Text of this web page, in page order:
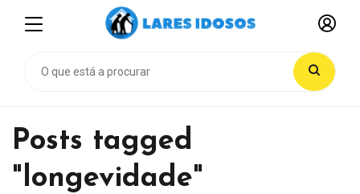
Posts tagged
"longevidade"